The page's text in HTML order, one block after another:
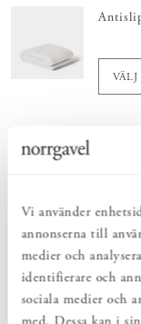
Vi använder
annonserna till
medier och
identifierare och
sociala medier och
VÄLJ